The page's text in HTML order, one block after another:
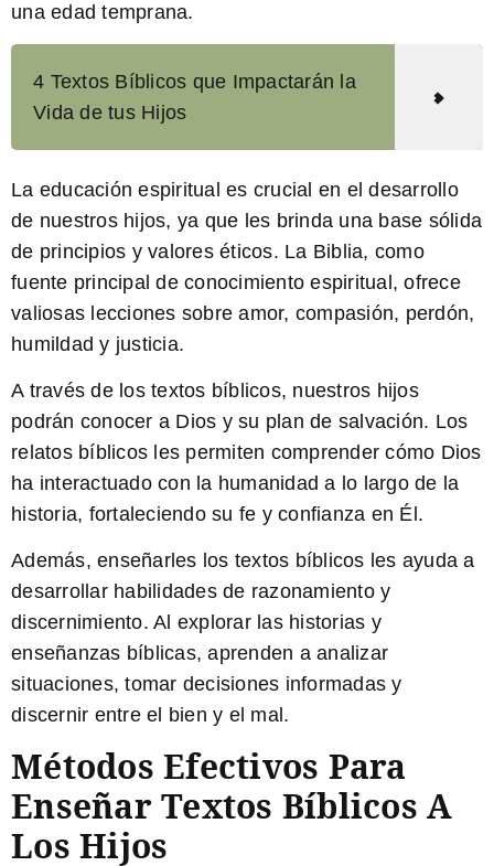
una edad temprana.
4 Textos Bíblicos que Impactarán la
Vida de tus Hijos
La educación espiritual es crucial en el desarrollo
de nuestros hijos, ya que les brinda una base sólida
de principios y valores éticos. La Biblia, como
fuente principal de conocimiento espiritual, ofrece
valiosas lecciones sobre amor, compasión, perdón,
humildad y justicia.
A través de los textos bíblicos, nuestros hijos
podrán conocer a Dios y su plan de salvación. Los
relatos bíblicos les permiten comprender cómo Dios
ha interactuado con la humanidad a lo largo de la
historia, fortaleciendo su fe y confianza en Él.
Además, enseñarles los textos bíblicos les ayuda a
desarrollar habilidades de razonamiento y
discernimiento. Al explorar las historias y
enseñanzas bíblicas, aprenden a analizar
situaciones, tomar decisiones informadas y
discernir entre el bien y el mal.
Métodos Efectivos Para
Enseñar Textos Bíblicos A
Los Hijos